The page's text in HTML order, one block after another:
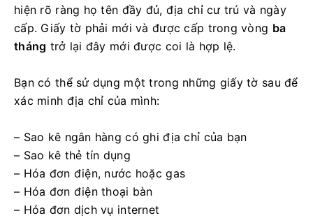
hiện rõ ràng họ tên đầy đủ, địa chỉ cư trú và ngày
cấp. Giấy tờ phải mới và được cấp trong vòng ba
tháng trở lại đây mới được coi là hợp lệ.
Bạn có thể sử dụng một trong những giấy tờ sau để
xác minh địa chỉ của mình:
– Sao kê ngân hàng có ghi địa chỉ của bạn
– Sao kê thẻ tín dụng
– Hóa đơn điện, nước hoặc gas
– Hóa đơn điện thoại bàn
– Hóa đơn dịch vụ internet